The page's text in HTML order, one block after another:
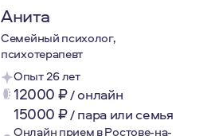
Анита
Семейный психолог,
психотерапевт
Опыт 26 лет
12000₽/онлайн
15000₽/пара или семья
Онлайн прием в Ростове-на-